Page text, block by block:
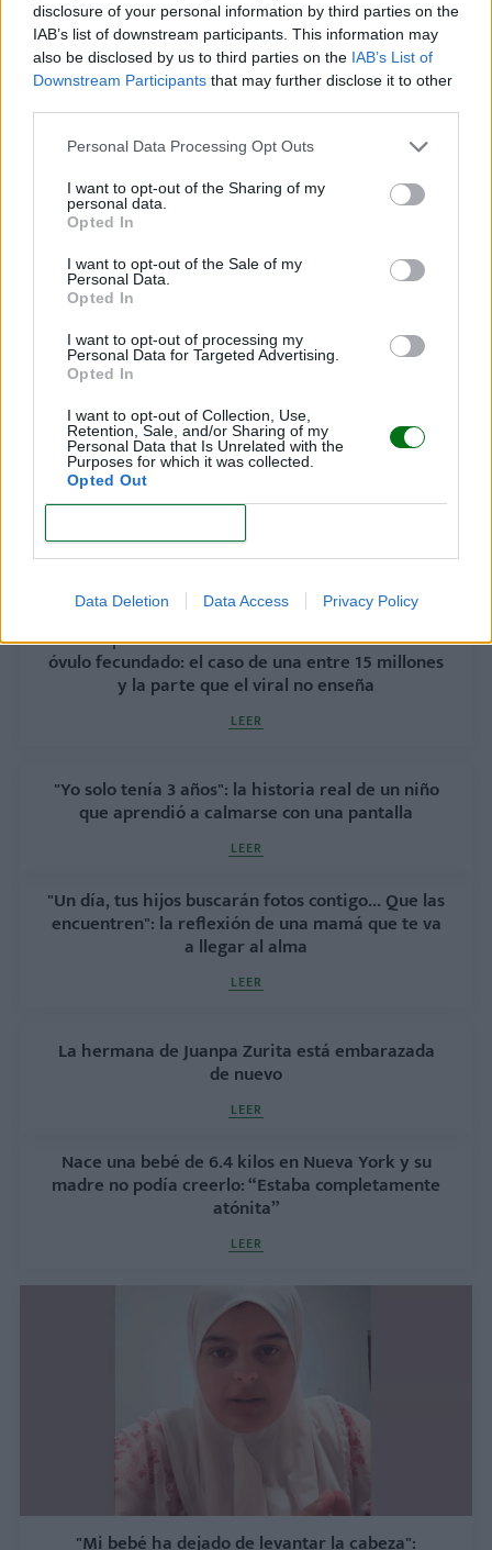
disclosure of your personal information by third parties on the
IAB’s list of downstream participants. This information may
also be disclosed by us to third parties on the IAB’s List of
Downstream Participants that may further disclose it to other
Personal Data Processing Opt Outs
I want to opt-out of the Sharing of my
personal data.
Opted In
I want to opt-out of the Sale of my
Personal Data.
Opted In
I want to opt-out of processing my
Personal Data for Targeted Advertising.
Opted In
I want to opt-out of Collection, Use,
Retention, Sale, and/or Sharing of my
Personal Data that Is Unrelated with the
Purposes for which it was collected.
Opted Out
Data Deletion Data Access Privacy Policy
"No entendía que era mi hijo": despertó del coma
sin recordar que había dado a luz. ¿Qué pasó?
Viral | ¿De verdad esta fan dejó sola la carriola de
LEER
"Me fui de fiesta con miedo y culpa": Influencer
de ser madre
VIDEO | Nacen cuatrillizas idénticas de un único
óvulo fecundado: el caso de una entre 15 millones
y la parte que el viral no enseña
LEER
"Yo solo tenía 3 años": la historia real de un niño
que aprendió a calmarse con una pantalla
LEER
"Un día, tus hijos buscarán fotos contigo... Que las
encuentren": la reflexión de una mamá que te va
a llegar al alma
LEER
La hermana de Juanpa Zurita está embarazada
de nuevo
LEER
Nace una bebé de 6.4 kilos en Nueva York y su
madre no podía creerlo: “Estaba completamente
atónita”
LEER
"Mi bebé ha dejado de levantar la cabeza":